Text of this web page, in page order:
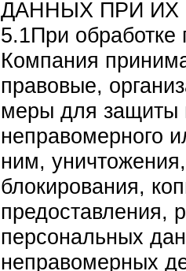
ДАННЫХ ПРИ ИХ
5.1При
Компания
правовые,
меры для защиты
неправомерного
ним,
блокирования,
предоставления,
персональных
неправомерных